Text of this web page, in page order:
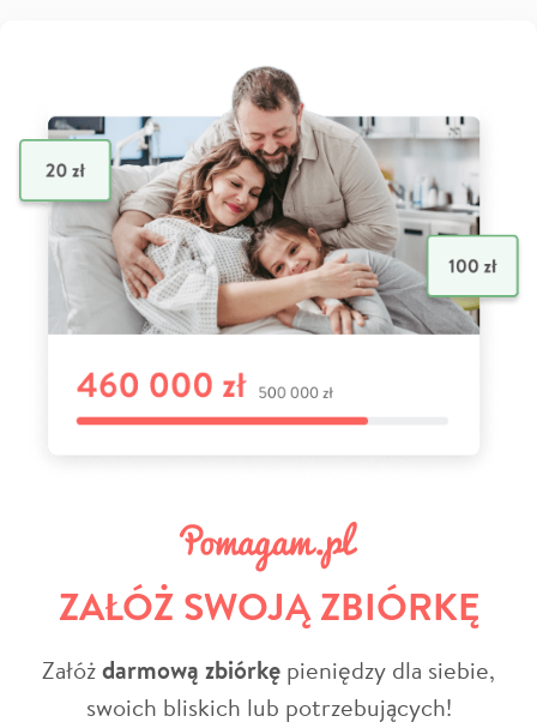
ZAŁÓŻ SWOJĄ ZBIÓRKĘ
Załóżdarmową zbiórkę pieniędzy dla siebie,
swoich bliskich lub potrzebujących!